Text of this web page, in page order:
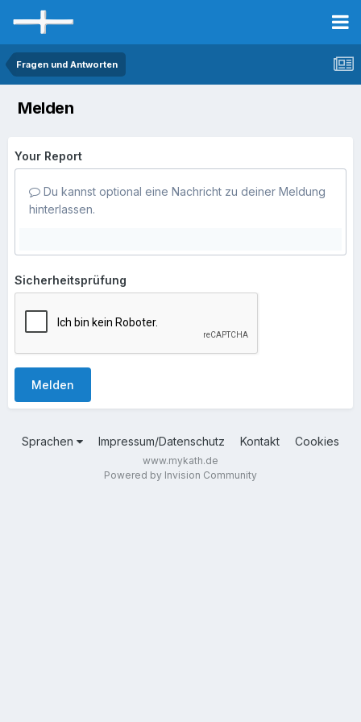
Fragen und Antworten
Melden
Your Report
Du kannst optional eine Nachricht zu deiner Meldung
hinterlassen.
Sicherheitsprüfung
Melden
Sprachen Impressum/Datenschutz Kontakt Cookies
www.mykath.de
Powered by Invision Community